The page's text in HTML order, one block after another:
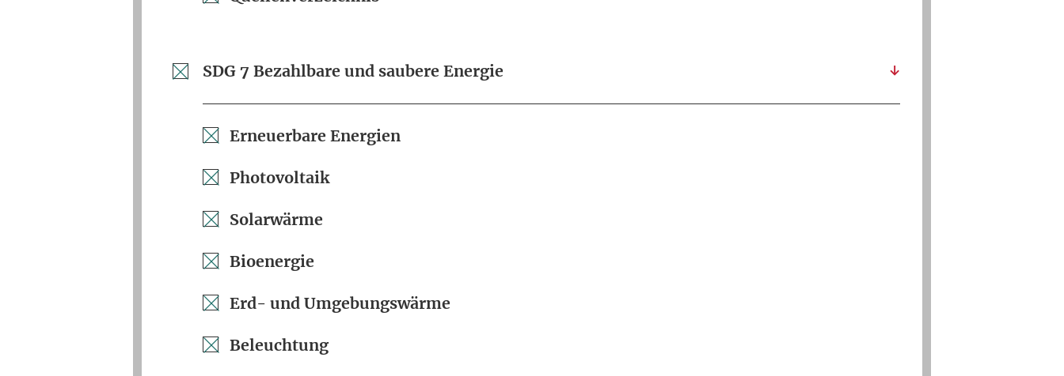
SDG 7 Bezahlbare und saubere Energie
Erneuerbare Energien
Photovoltaik
Solarwärme
Bioenergie
Erd- und Umgebungswärme
Beleuchtung